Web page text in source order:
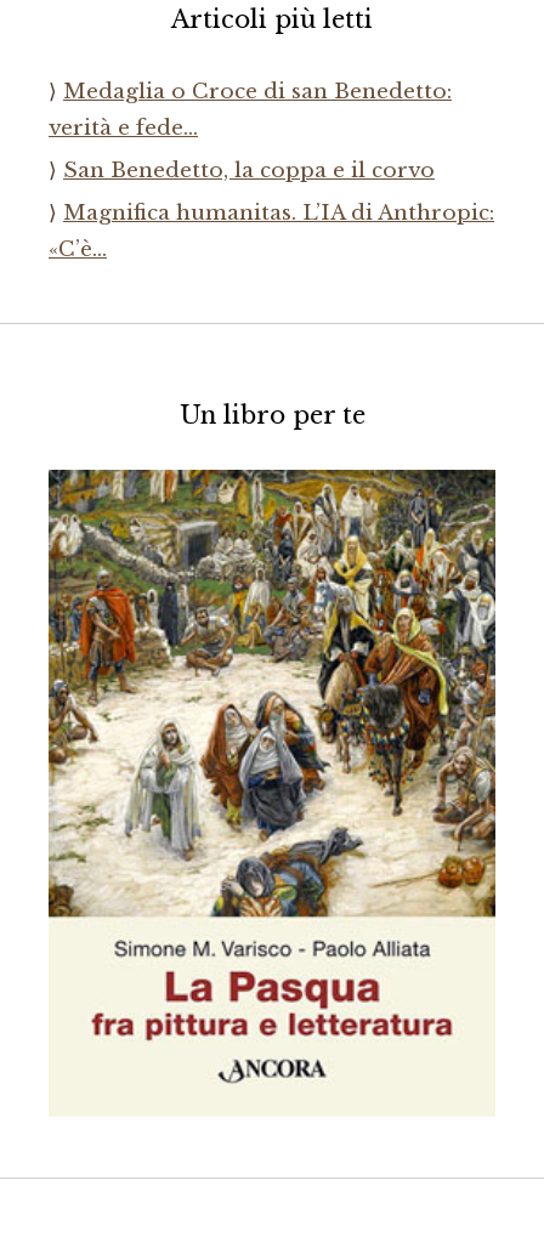
Articoli più letti
Medaglia o Croce di san Benedetto:
verità e fede…
San Benedetto, la coppa e il corvo
Magnifica humanitas. L’IA di Anthropic:
«C’è…
Un libro per te